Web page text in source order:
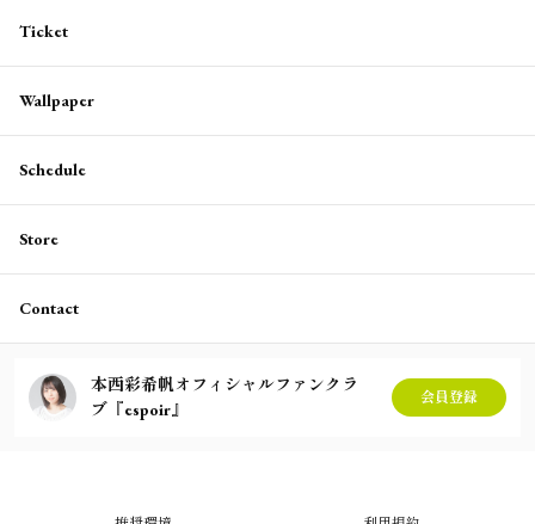
Ticket
Wallpaper
Schedule
Store
Contact
本西彩希帆オフィシャルファンクラ
ブ『espoir』
会員登録